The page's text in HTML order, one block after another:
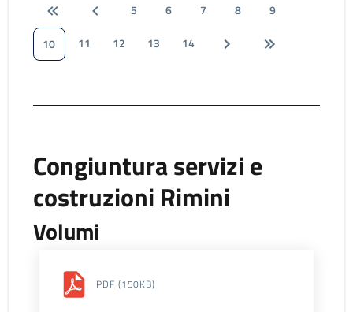
5 6 7 8
9
10
11 12 13 14
Congiuntura servizi e
costruzioni Rimini
Volumi
PDF (150KB)